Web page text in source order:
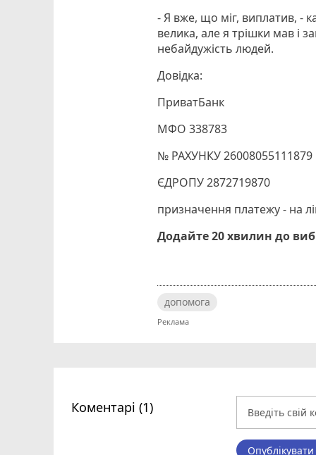
- Я вже, що міг, виплатив, -
велика, але я трішки мав і
небайдужість людей.
Довідка:
ПриватБанк
МФО 338783
№ РАХУНКУ 26008055111879
ЄДРОПУ 2872719870
призначення платежу - на
Додайте 20 хвилин до
допомога
Коментарі (1)